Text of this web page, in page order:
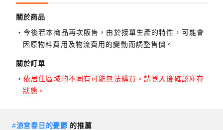
關於商品
今後若本商品再次販售，由於接單生產的特性，可能會
因原物料費用及物流費用的變動而調整售價。
關於訂單
依居住區域的不同有可能無法購買。請登入後確認庫存
狀態。
#涼宮春日的憂鬱 的推薦